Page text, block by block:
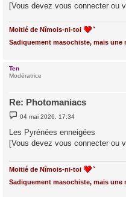
[Vous devez vous connecter ou
Moitié de Nîmois-ni-toi
Sadiquement masochiste, mais une
Ten
Modératrice
Re: Photomaniacs
M
e
s
a
04 mai 2026, 17:34
Les Pyrénées enneigées
[Vous devez vous connecter ou
Moitié de Nîmois-ni-toi
Sadiquement masochiste, mais une